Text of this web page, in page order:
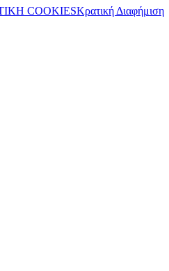
COOKIESΚρατική Διαφήμιση